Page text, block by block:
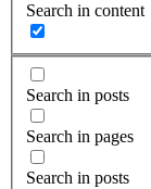
Search in content
Search in posts
Search in pages
Search in posts